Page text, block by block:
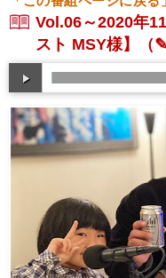
Vol.06～2020年
スト MSY様】
（